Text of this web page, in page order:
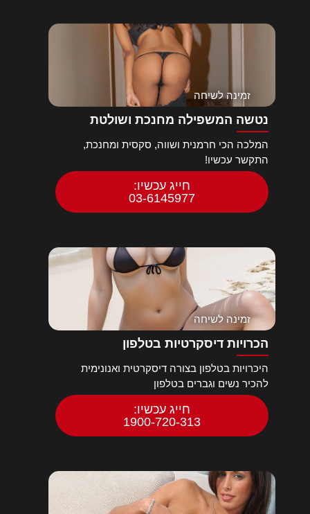
זמינה לשיחה
נטשה המשפילה מחנכת ושולטת
המלכה הכי חרמנית ושווה, סקסית ומחנכת,
התקשר עכשיו!
חייג עכשיו:
03-6145977
זמינה לשיחה
הכרויות דיסקרטיות בטלפון
היכרויות בטלפון בצורה דיסקרטית ואנונימית
להכיר נשים וגברים בטלפון
חייג עכשיו:
1900-720-313